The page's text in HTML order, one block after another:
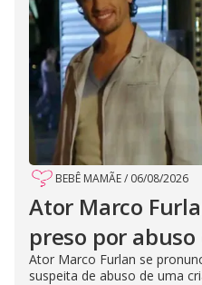
BEBÊ MAMÃE/ 06/08/2026
Ator Marco
preso por
Ator Marco Furlan se
suspeita de abuso de uma